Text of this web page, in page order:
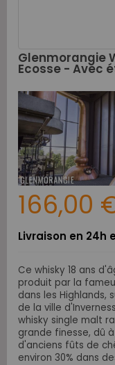
Glenmorangie
Ecosse - Avec
166,00
Livraison en 24h
Ce whisky 18 ans
produit par la
dans les Highlands,
de la ville
whisky single malt
grande finesse, dû
d'anciens fûts de
environ 30% dans